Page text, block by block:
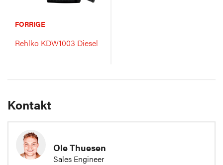
FORRIGE
Rehlko KDW1003 Diesel
Kontakt
Ole Thuesen
Sales Engineer